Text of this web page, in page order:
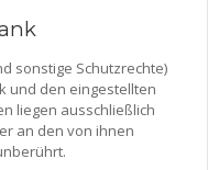
sonstige Schutzrechte)
und den eingestellten
liegen ausschließlich
an den von ihnen